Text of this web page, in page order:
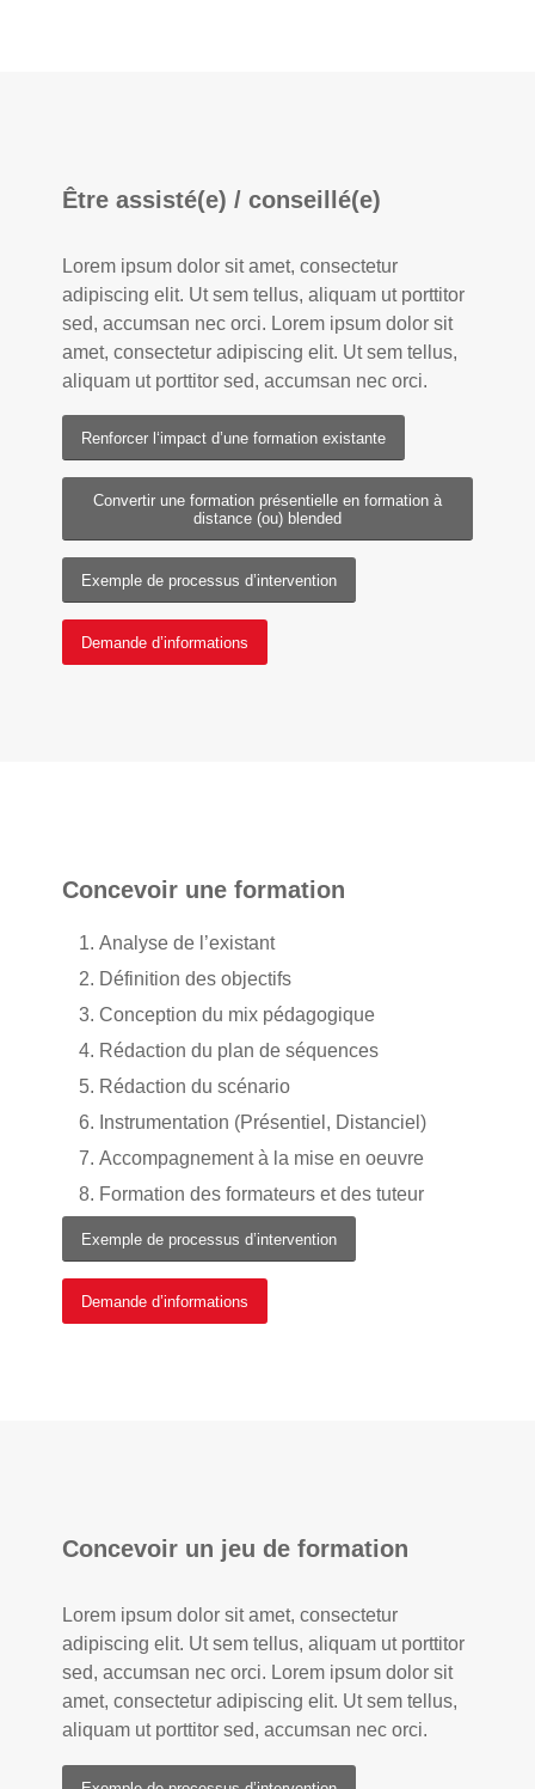
Être assisté(e) / conseillé(e)
Lorem ipsum dolor sit amet, consectetur
adipiscing elit. Ut sem tellus, aliquam ut porttitor
sed, accumsan nec orci. Lorem ipsum dolor sit
amet, consectetur adipiscing elit. Ut sem tellus,
aliquam ut porttitor sed, accumsan nec orci.
Renforcer l‘impact d’une formation existante
Convertir une formation présentielle en formation à
distance (ou) blended
Exemple de processus d’intervention
Demande d’informations
Concevoir une formation
Analyse de l’existant
Définition des objectifs
Conception du mix pédagogique
Rédaction du plan de séquences
Rédaction du scénario
Instrumentation (Présentiel, Distanciel)
Accompagnement à la mise en oeuvre
Formation des formateurs et des tuteur
Exemple de processus d’intervention
Demande d’informations
Concevoir un jeu de formation
Lorem ipsum dolor sit amet, consectetur
adipiscing elit. Ut sem tellus, aliquam ut porttitor
sed, accumsan nec orci. Lorem ipsum dolor sit
amet, consectetur adipiscing elit. Ut sem tellus,
aliquam ut porttitor sed, accumsan nec orci.